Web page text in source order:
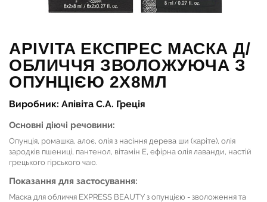
APIVITA ЕКСПРЕС МАСКА Д/
ОБЛИЧЧЯ ЗВОЛОЖУЮЧА З
ОПУНЦІЄЮ 2Х8МЛ
Виробник: Апівіта С.А. Греція
Основні діючі речовини:
Опунція, ромашка, алоє, олія з насіння дерева ши (каріте), олія
зародків пшениці, пантенол, вітамін Е, ефірна олія лаванди, настій
грецького гірського чаю.
Показання для застосування:
Маска для обличчя EXPRESS BEAUTY з опунцією - зволоження та